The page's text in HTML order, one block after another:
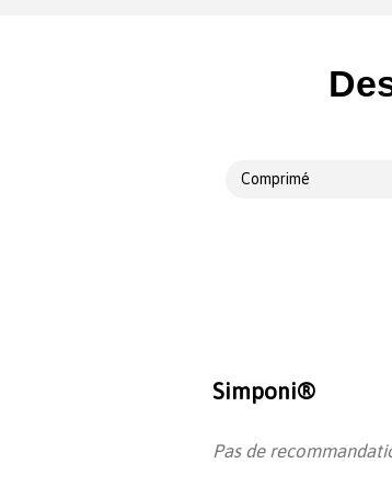
Comprimé
Simponi®
Pas de